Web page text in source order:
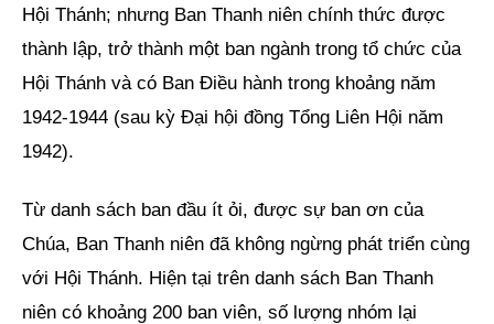
Hội Thánh; nhưng Ban Thanh niên chính thức được
thành lập, trở thành một ban ngành trong tổ chức của
Hội Thánh và có Ban Điều hành trong khoảng năm
1942-1944 (sau kỳ Đại hội đồng Tổng Liên Hội năm
1942).
Từ danh sách ban đầu ít ỏi, được sự ban ơn của
Chúa, Ban Thanh niên đã không ngừng phát triển cùng
với Hội Thánh. Hiện tại trên danh sách Ban Thanh
niên có khoảng 200 ban viên, số lượng nhóm lại